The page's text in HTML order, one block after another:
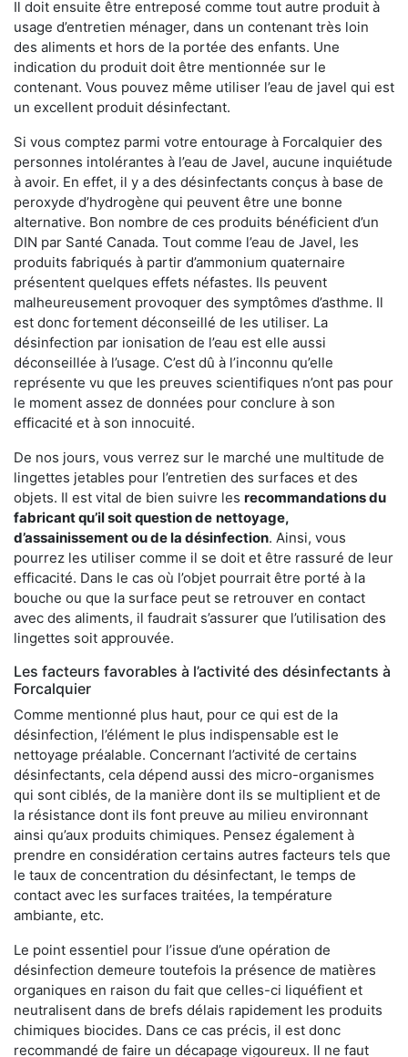
Il doit ensuite être entreposé comme tout autre produit à
usage d’entretien ménager, dans un contenant très loin
des aliments et hors de la portée des enfants. Une
indication du produit doit être mentionnée sur le
contenant. Vous pouvez même utiliser l’eau de javel qui est
un excellent produit désinfectant.
Si vous comptez parmi votre entourage à Forcalquier des
personnes intolérantes à l’eau de Javel, aucune inquiétude
à avoir. En effet, il y a des désinfectants conçus à base de
peroxyde d’hydrogène qui peuvent être une bonne
alternative. Bon nombre de ces produits bénéficient d’un
DIN par Santé Canada. Tout comme l’eau de Javel, les
produits fabriqués à partir d’ammonium quaternaire
présentent quelques effets néfastes. Ils peuvent
malheureusement provoquer des symptômes d’asthme. Il
est donc fortement déconseillé de les utiliser. La
désinfection par ionisation de l’eau est elle aussi
déconseillée à l’usage. C’est dû à l’inconnu qu’elle
représente vu que les preuves scientifiques n’ont pas pour
le moment assez de données pour conclure à son
efficacité et à son innocuité.
De nos jours, vous verrez sur le marché une multitude de
lingettes jetables pour l’entretien des surfaces et des
objets. Il est vital de bien suivre les recommandations du
fabricant qu’il soit question de nettoyage,
d’assainissement ou de la désinfection. Ainsi, vous
pourrez les utiliser comme il se doit et être rassuré de leur
efficacité. Dans le cas où l’objet pourrait être porté à la
bouche ou que la surface peut se retrouver en contact
avec des aliments, il faudrait s’assurer que l’utilisation des
lingettes soit approuvée.
Les facteurs favorables à l’activité des désinfectants à
Forcalquier
Comme mentionné plus haut, pour ce qui est de la
désinfection, l’élément le plus indispensable est le
nettoyage préalable. Concernant l’activité de certains
désinfectants, cela dépend aussi des micro-organismes
qui sont ciblés, de la manière dont ils se multiplient et de
la résistance dont ils font preuve au milieu environnant
ainsi qu’aux produits chimiques. Pensez également à
prendre en considération certains autres facteurs tels que
le taux de concentration du désinfectant, le temps de
contact avec les surfaces traitées, la température
ambiante, etc.
Le point essentiel pour l’issue d’une opération de
désinfection demeure toutefois la présence de matières
organiques en raison du fait que celles-ci liquéfient et
neutralisent dans de brefs délais rapidement les produits
chimiques biocides. Dans ce cas précis, il est donc
recommandé de faire un décapage vigoureux. Il ne faut